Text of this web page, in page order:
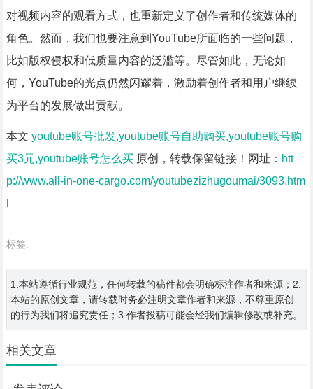
对视频内容的观看方式，也重新定义了创作者和传统媒体的
角色。然而，我们也要注意到YouTube所面临的一些问题，
比如版权侵权和低质量内容的泛滥等。尽管如此，无论如
何，YouTube的光点仍然闪耀着，激励着创作者和用户继续
为平台的发展做出贡献。
本文 youtube账号批发,youtube账号自助购买,youtube账号购
买3元,youtube账号怎么买原创，转载保留链接！网址： htt
p://www.all-in-one-cargo.com/youtubezizhugoumai/3093.htm
标签:
1.本站遵循行业规范，任何转载的稿件都会明确标注作者和来源；2.
本站的原创文章，请转载时务必注明文章作者和来源，不尊重原创
的行为我们将追究责任；3.作者投稿可能会经我们编辑修改或补充。
相关文章